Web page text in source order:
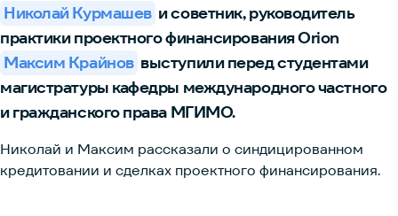
Николай Курмашев и советник, руководитель
практики проектного финансирования Orion
Максим Крайнов выступили перед студентами
магистратуры кафедры международного частного
и гражданского права МГИМО.
Николай и Максим рассказали о синдицированном
кредитовании и сделках проектного финансирования.